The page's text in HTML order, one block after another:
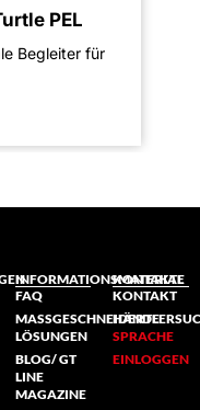
PEL
Begleiter für
INFORMATIONSMATERIAL
FAQ
MASSGESCHNEIDERTE L
ÖSUNGEN
BLOG/ GT
LINE
MAGAZINE
KONTAKTE
KONTAKT
SPRACHE
EINLOGGEN